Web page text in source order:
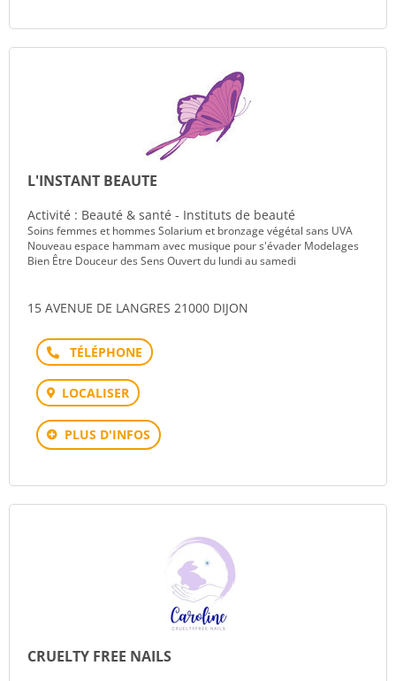
L'INSTANT BEAUTE
Activité : Beauté & santé - Instituts de beauté
Soins femmes et hommes Solarium et bronzage végétal sans UVA
Nouveau espace hammam avec musique pour s'évader Modelages
Bien Être Douceur des Sens Ouvert du lundi au samedi
15 AVENUE DE LANGRES 21000 DIJON
Téléphone
LOCALISER
PLUS D'INFOS
CRUELTY FREE NAILS